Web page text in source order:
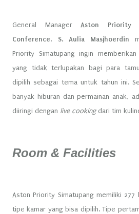
General Manager Aston Priority
Conference, S. Aulia Masjhoerdin
Priority Simatupang ingin
yang tidak terlupakan bagi para
dipilih sebagai tema untuk tahun ini.
banyak hiburan dan permainan anak,
diiringi dengan live cookingdari tim
Room & Facilities
Aston Priority Simatupang memiliki
tipe kamar yang bisa dipilih. Tipe